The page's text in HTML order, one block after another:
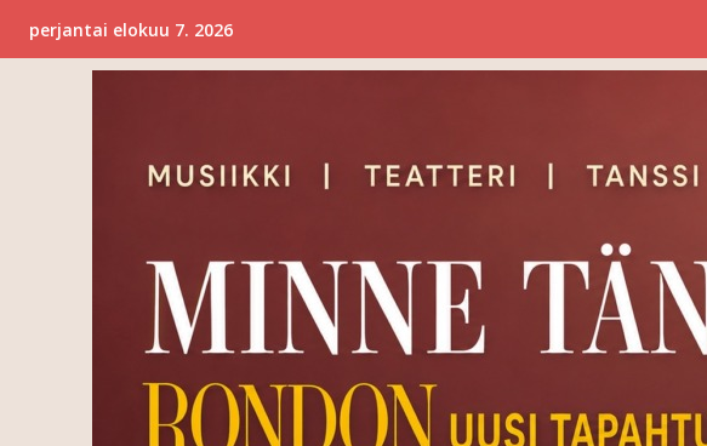
perjantai elokuu 7. 2026